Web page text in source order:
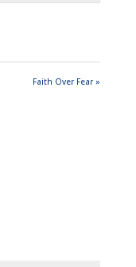
Faith Over Fear »